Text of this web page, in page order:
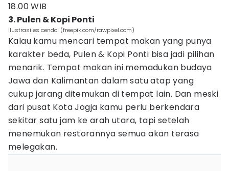
18.00 WIB
3. Pulen & Kopi Ponti
ilustrasi es cendol (freepik.com/rawpixel.com)
Kalau kamu mencari tempat makan yang punya
karakter beda, Pulen & Kopi Ponti bisa jadi pilihan
menarik. Tempat makan ini memadukan budaya
Jawa dan Kalimantan dalam satu atap yang
cukup jarang ditemukan di tempat lain. Dan meski
dari pusat Kota Jogja kamu perlu berkendara
sekitar satu jam ke arah utara, tapi setelah
menemukan restorannya semua akan terasa
melegakan.